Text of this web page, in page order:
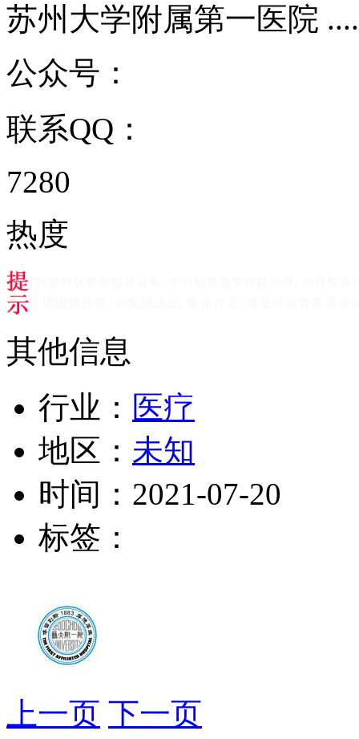
苏州大学附属第一医院
公众号：
联系QQ：
7280
热度
其他信息
行业： 医疗
地区： 未知
时间： 2021-07-20
标签：
上一页 下一页